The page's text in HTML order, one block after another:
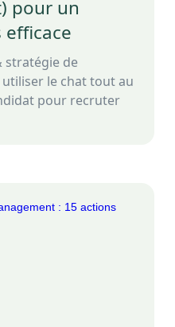
pour un
stratégie de
le chat tout au
pour recruter